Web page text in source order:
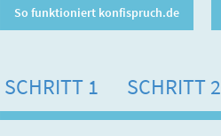
So funktioniert konfispruch.de
SCHRITT 1 SCHRITT 2